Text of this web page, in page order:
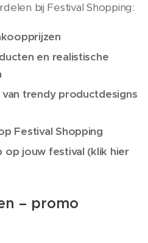
bij Festival Shopping:
en realistische
trendy productdesigns
Festival Shopping
op jouw festival (klik hier
– promo